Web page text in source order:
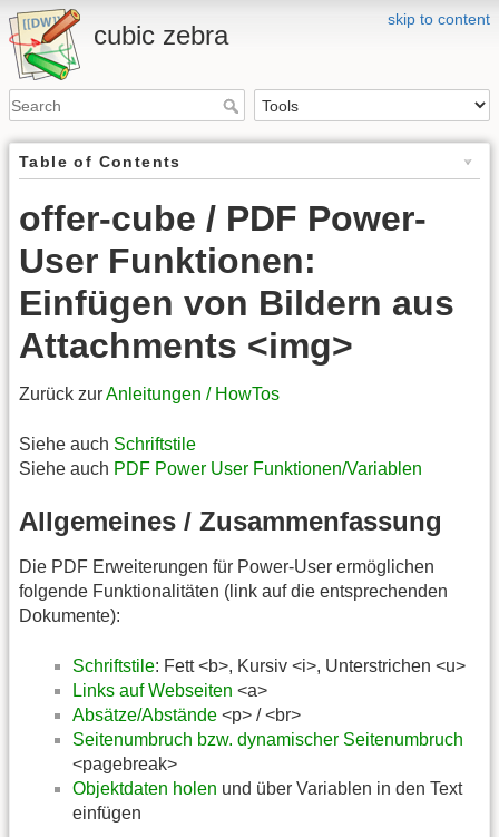
skip to content
cubic zebra
Table of Contents
offer-cube / PDF Power-
User Funktionen:
Einfügen von Bildern aus
Attachments <img>
Zurück zurAnleitungen / HowTos
Siehe auch Schriftstile
Siehe auch PDF Power User Funktionen/Variablen
Allgemeines / Zusammenfassung
Die PDF Erweiterungen für Power-User ermöglichen
folgende Funktionalitäten (link auf die entsprechenden
Dokumente):
Schriftstile: Fett <b>, Kursiv <i>, Unterstrichen <u>
Links auf Webseiten <a>
Absätze/Abstände <p> / <br>
Seitenumbruch bzw. dynamischer Seitenumbruch
<pagebreak>
Objektdaten holen und über Variablen in den Text
einfügen